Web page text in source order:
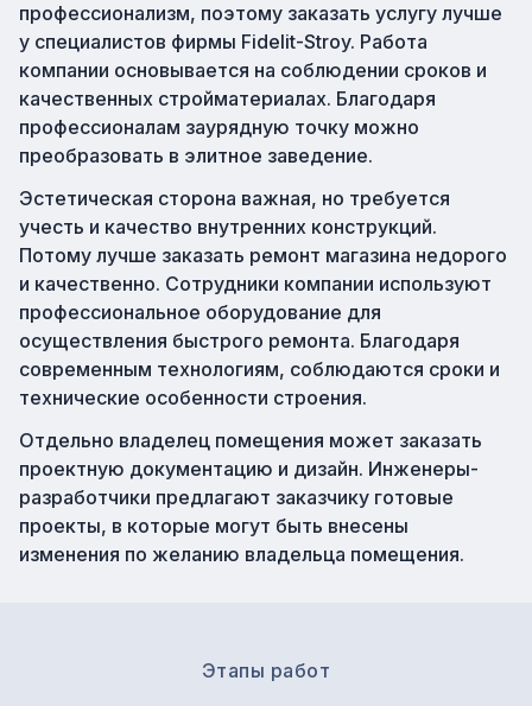
профессионализм, поэтому заказать услугу лучше
у специалистов фирмы Fidelit-Stroy. Работа
компании основывается на соблюдении сроков и
качественных стройматериалах. Благодаря
профессионалам заурядную точку можно
преобразовать в элитное заведение.
Эстетическая сторона важная, но требуется
учесть и качество внутренних конструкций.
Потому лучше заказать ремонт магазина недорого
и качественно. Сотрудники компании используют
профессиональное оборудование для
осуществления быстрого ремонта. Благодаря
современным технологиям, соблюдаются сроки и
технические особенности строения.
Отдельно владелец помещения может заказать
проектную документацию и дизайн. Инженеры-
разработчики предлагают заказчику готовые
проекты, в которые могут быть внесены
изменения по желанию владельца помещения.
Этапы работ